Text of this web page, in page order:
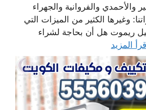
والأحمدي والفروانية والجهراء
وغيرها الكثير من الميزات التي
ريموت هل أن بحاجة لشراء
اقرأ المزيد